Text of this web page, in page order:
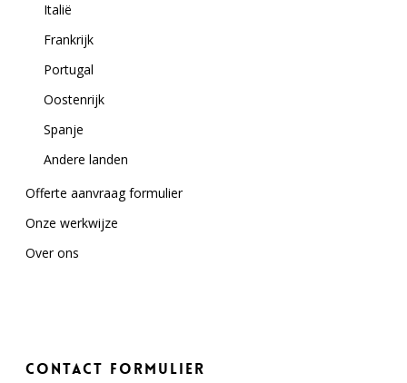
Italië
Frankrijk
Portugal
Oostenrijk
Spanje
Andere landen
Offerte aanvraag formulier
Onze werkwijze
Over ons
Contact formulier